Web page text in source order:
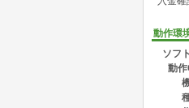
動作環
ソフ
動作